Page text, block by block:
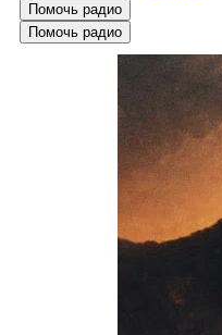
Помочь радио
Помочь радио